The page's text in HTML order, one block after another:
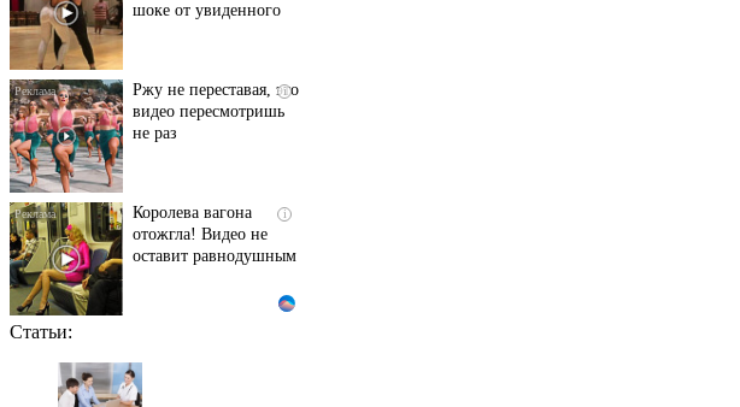
шоке от увиденного
i
Ржу не переставая, это
видео пересмотришь
не раз
i
Королева вагона
отожгла! Видео не
оставит равнодушным
Пересмотрела 10 раз
Статьи: